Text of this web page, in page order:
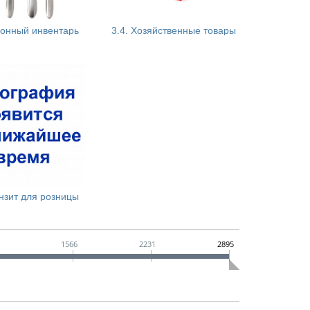
инвентарь
ХОЗТОРГ (КУХ.УТВАРЬ. РОССИЯ, БЕЛАРУСЬ, УКРАИНА)
* ИНВЕСТ АЛЬЯНС (ТОВАРЫ Д/КУХНИ. КИТАЙ)
3.4. Хозяйственные товары
для розницы
1566 2231 2895